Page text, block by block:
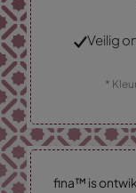
Veilig
*
fina™ is